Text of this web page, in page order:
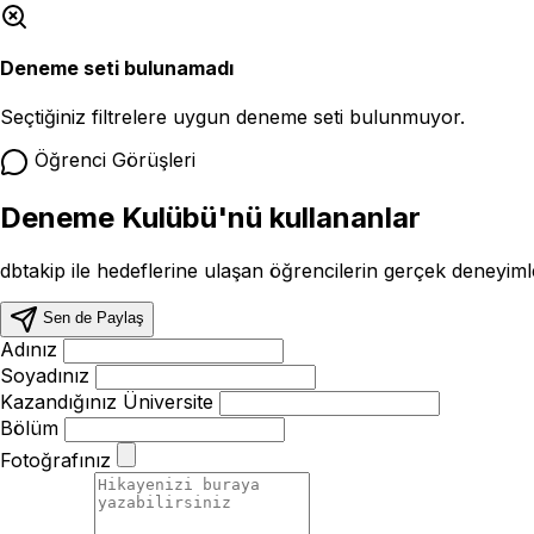
Deneme seti bulunamadı
Seçtiğiniz filtrelere uygun deneme seti bulunmuyor.
Öğrenci Görüşleri
Deneme Kulübü'nü kullananlar
dbtakip ile hedeflerine ulaşan öğrencilerin gerçek
Sen de Paylaş
Adınız
Soyadınız
Kazandığınız Üniversite
Bölüm
Fotoğrafınız